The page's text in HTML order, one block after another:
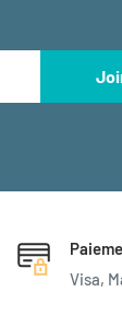
Visa,